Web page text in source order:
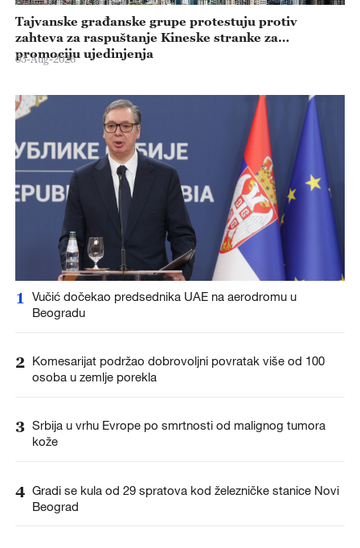
Tajvanske građanske grupe protestuju protiv
zahteva za raspuštanje Kineske stranke za
promociju ujedinjenja
03-Aug-2026
1
Vučić dočekao predsednika UAE na aerodromu u
Beogradu
2 Komesarijat podržao dobrovoljni povratak više od 100
osoba u zemlje porekla
3 Srbija u vrhu Evrope po smrtnosti od malignog tumora
kože
4 Gradi se kula od 29 spratova kod železničke stanice Novi
Beograd